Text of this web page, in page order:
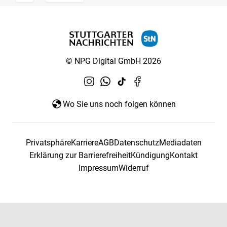
© NPG Digital GmbH 2026
Wo Sie uns noch folgen können
PrivatsphäreKarriereAGBDatenschutzMediadaten
Erklärung zur BarrierefreiheitKündigungKontakt
ImpressumWiderruf